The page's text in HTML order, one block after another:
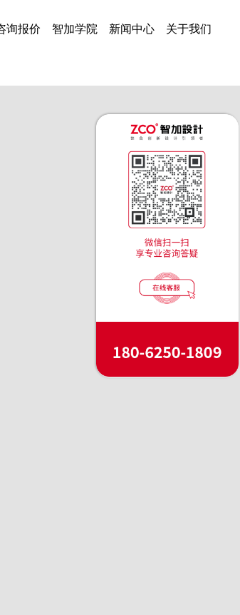
询报价 智加学院 新闻中心 关于我们